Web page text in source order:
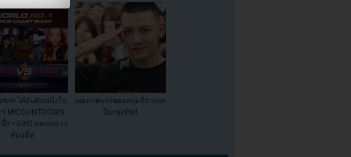
ได้อันดับหนึ่งใน
ร M!COUNTDOWN
!! + EXO และยงฮวา
คัมแบ็ค
เผยภาพแรกของหนุ่มจีชางอุค
ในกองทัพ!!